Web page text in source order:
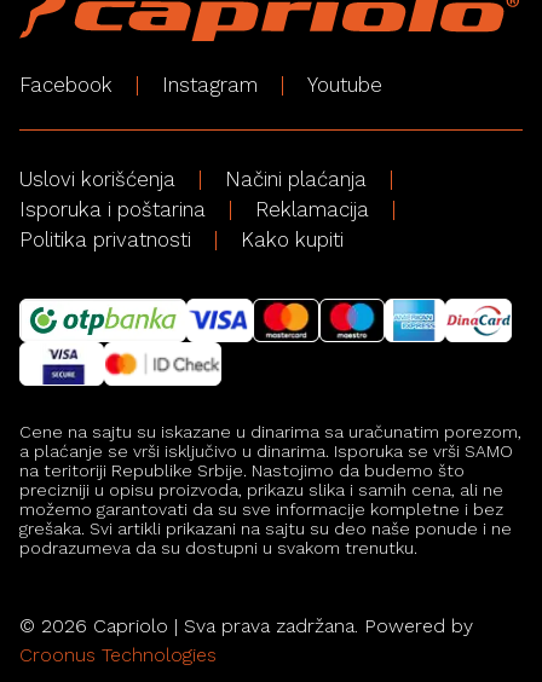
Facebook Instagram Youtube
Uslovi korišćenja
Načini plaćanja
Isporuka i poštarina
Reklamacija
Politika privatnosti
Kako kupiti
Cene na sajtu su iskazane u dinarima sa uračunatim porezom,
a plaćanje se vrši isključivo u dinarima. Isporuka se vrši SAMO
na teritoriji Republike Srbije. Nastojimo da budemo što
precizniji u opisu proizvoda, prikazu slika i samih cena, ali ne
možemo garantovati da su sve informacije kompletne i bez
grešaka. Svi artikli prikazani na sajtu su deo naše ponude i ne
podrazumeva da su dostupni u svakom trenutku.
© 2026 Capriolo | Sva prava zadržana. Powered by
Croonus Technologies